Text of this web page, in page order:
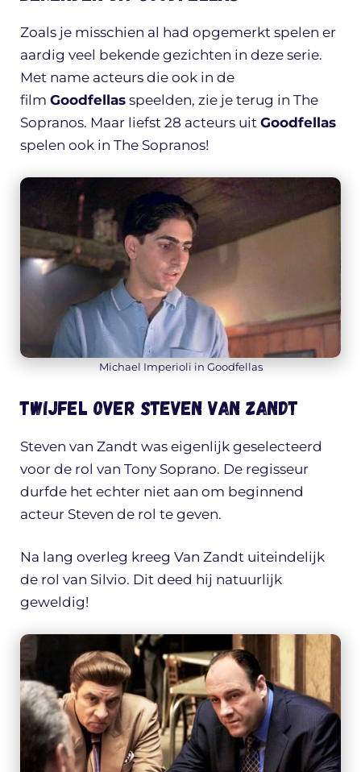
Zoals je misschien al had opgemerkt spelen er
aardig veel bekende gezichten in deze serie.
Met name acteurs die ook in de
film Goodfellas speelden, zie je terug in The
Sopranos. Maar liefst 28 acteurs uit Goodfellas
spelen ook in The Sopranos!
Michael Imperioli in Goodfellas
Twijfel over Steven van Zandt
Steven van Zandt was eigenlijk geselecteerd
voor de rol van Tony Soprano. De regisseur
durfde het echter niet aan om beginnend
acteur Steven de rol te geven.
Na lang overleg kreeg Van Zandt uiteindelijk
de rol van Silvio. Dit deed hij natuurlijk
geweldig!